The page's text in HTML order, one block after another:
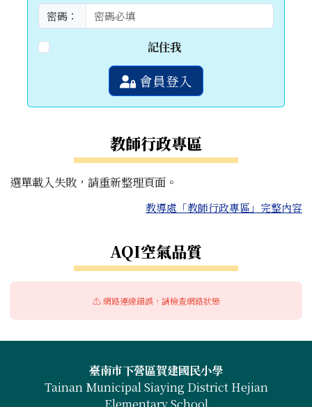
密碼：
記住我
會員登入
教師行政專區
選單載入失敗，請重新整理頁面。
教導處「教師行政專區」完整內容
AQI空氣品質
⚠️ 網路連線錯誤，請檢查網路狀態
頁尾區域內容臺南市下營區賀建國民小學
Tainan Municipal Siaying District Hejian
Elementary School